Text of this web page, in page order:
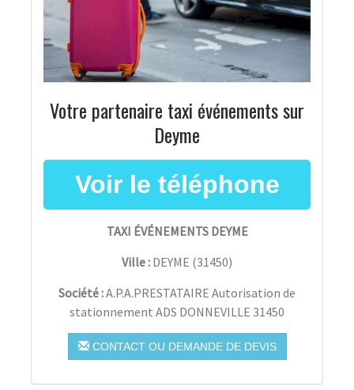
Votre partenaire taxi événements sur
Deyme
TAXI ÉVÉNEMENTS DEYME
Ville : DEYME (31450)
Société :A.P.A.PRESTATAIRE Autorisation de
stationnement ADS DONNEVILLE 31450
CONTACT OU DEMANDE DE DEVIS